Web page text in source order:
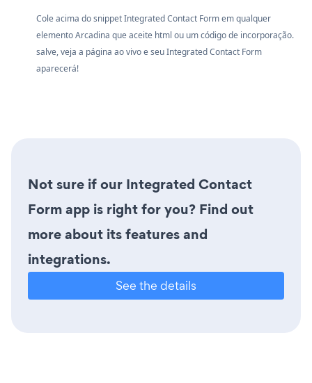
Cole acima do snippet Integrated Contact Form em qualquer
elemento Arcadina que aceite html ou um código de incorporação.
salve, veja a página ao vivo e seu Integrated Contact Form
aparecerá!
Not sure if our Integrated Contact
Form app is right for you? Find out
more about its features and
integrations.
See the details